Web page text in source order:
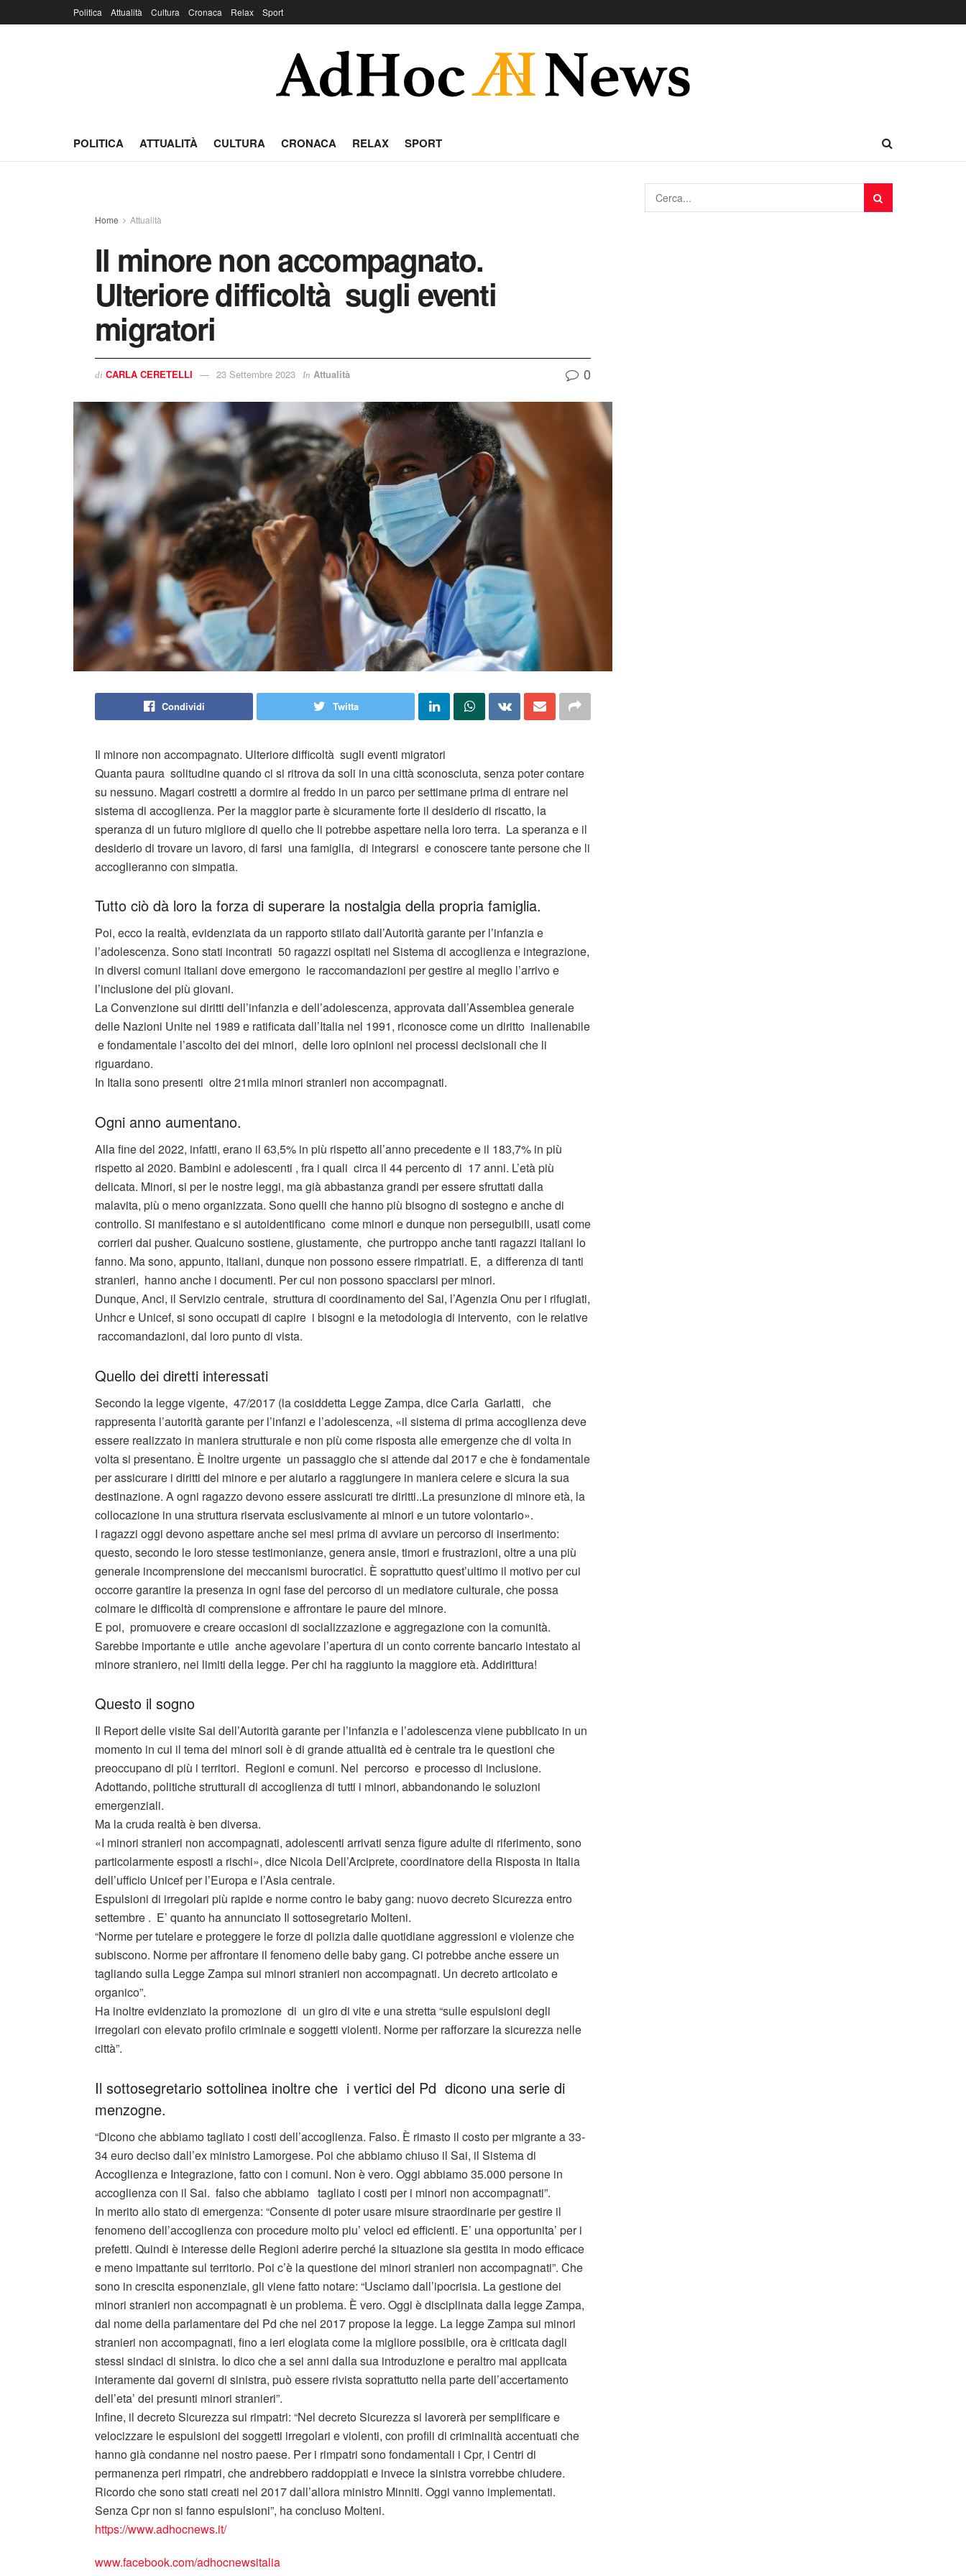
Politica Attualità Cultura Cronaca Relax Sport
POLITICA ATTUALITÀ CULTURA CRONACA RELAX SPORT
Home Attualità
Il minore non accompagnato.
Ulteriore difficoltà sugli eventi
migratori
di CARLA CERETELLI 23 Settembre 2023 In Attualità 0
Condividi Twitta
Il minore non accompagnato. Ulteriore difficoltà sugli eventi migratori
Quanta paura solitudine quando ci si ritrova da soli in una città sconosciuta, senza poter contare
su nessuno. Magari costretti a dormire al freddo in un parco per settimane prima di entrare nel
sistema di accoglienza. Per la maggior parte è sicuramente forte il desiderio di riscatto, la
speranza di un futuro migliore di quello che li potrebbe aspettare nella loro terra. La speranza e il
desiderio di trovare un lavoro, di farsi una famiglia, di integrarsi e conoscere tante persone che li
accoglieranno con simpatia.
Tutto ciò dà loro la forza di superare la nostalgia della propria famiglia.
Poi, ecco la realtà, evidenziata da un rapporto stilato dall’Autorità garante per l’infanzia e
l’adolescenza. Sono stati incontrati 50 ragazzi ospitati nel Sistema di accoglienza e integrazione,
in diversi comuni italiani dove emergono le raccomandazioni per gestire al meglio l’arrivo e
l’inclusione dei più giovani.
La Convenzione sui diritti dell’infanzia e dell’adolescenza, approvata dall’Assemblea generale
delle Nazioni Unite nel 1989 e ratificata dall’Italia nel 1991, riconosce come un diritto inalienabile
e fondamentale l’ascolto dei dei minori, delle loro opinioni nei processi decisionali che li
riguardano.
In Italia sono presenti oltre 21mila minori stranieri non accompagnati.
Ogni anno aumentano.
Alla fine del 2022, infatti, erano il 63,5% in più rispetto all’anno precedente e il 183,7% in più
rispetto al 2020. Bambini e adolescenti , fra i quali circa il 44 percento di 17 anni. L’età più
delicata. Minori, si per le nostre leggi, ma già abbastanza grandi per essere sfruttati dalla
malavita, più o meno organizzata. Sono quelli che hanno più bisogno di sostegno e anche di
controllo. Si manifestano e si autoidentificano come minori e dunque non perseguibili, usati come
corrieri dai pusher. Qualcuno sostiene, giustamente, che purtroppo anche tanti ragazzi italiani lo
fanno. Ma sono, appunto, italiani, dunque non possono essere rimpatriati. E, a differenza di tanti
stranieri, hanno anche i documenti. Per cui non possono spacciarsi per minori.
Dunque, Anci, il Servizio centrale, struttura di coordinamento del Sai, l’Agenzia Onu per i rifugiati,
Unhcr e Unicef, si sono occupati di capire i bisogni e la metodologia di intervento, con le relative
raccomandazioni, dal loro punto di vista.
Quello dei diretti interessati
Secondo la legge vigente, 47/2017 (la cosiddetta Legge Zampa, dice Carla Garlatti, che
rappresenta l’autorità garante per l’infanzi e l’adolescenza, «il sistema di prima accoglienza deve
essere realizzato in maniera strutturale e non più come risposta alle emergenze che di volta in
volta si presentano. È inoltre urgente un passaggio che si attende dal 2017 e che è fondamentale
per assicurare i diritti del minore e per aiutarlo a raggiungere in maniera celere e sicura la sua
destinazione. A ogni ragazzo devono essere assicurati tre diritti..La presunzione di minore età, la
collocazione in una struttura riservata esclusivamente ai minori e un tutore volontario».
I ragazzi oggi devono aspettare anche sei mesi prima di avviare un percorso di inserimento:
questo, secondo le loro stesse testimonianze, genera ansie, timori e frustrazioni, oltre a una più
generale incomprensione dei meccanismi burocratici. È soprattutto quest’ultimo il motivo per cui
occorre garantire la presenza in ogni fase del percorso di un mediatore culturale, che possa
colmare le difficoltà di comprensione e affrontare le paure del minore.
E poi, promuovere e creare occasioni di socializzazione e aggregazione con la comunità.
Sarebbe importante e utile anche agevolare l’apertura di un conto corrente bancario intestato al
minore straniero, nei limiti della legge. Per chi ha raggiunto la maggiore età. Addirittura!
Questo il sogno
Il Report delle visite Sai dell’Autorità garante per l’infanzia e l’adolescenza viene pubblicato in un
momento in cui il tema dei minori soli è di grande attualità ed è centrale tra le questioni che
preoccupano di più i territori. Regioni e comuni. Nel percorso e processo di inclusione.
Adottando, politiche strutturali di accoglienza di tutti i minori, abbandonando le soluzioni
emergenziali.
Ma la cruda realtà è ben diversa.
«I minori stranieri non accompagnati, adolescenti arrivati senza figure adulte di riferimento, sono
particolarmente esposti a rischi», dice Nicola Dell’Arciprete, coordinatore della Risposta in Italia
dell’ufficio Unicef per l’Europa e l’Asia centrale.
Espulsioni di irregolari più rapide e norme contro le baby gang: nuovo decreto Sicurezza entro
settembre . E’ quanto ha annunciato Il sottosegretario Molteni.
“Norme per tutelare e proteggere le forze di polizia dalle quotidiane aggressioni e violenze che
subiscono. Norme per affrontare il fenomeno delle baby gang. Ci potrebbe anche essere un
tagliando sulla Legge Zampa sui minori stranieri non accompagnati. Un decreto articolato e
organico”.
Ha inoltre evidenziato la promozione di un giro di vite e una stretta “sulle espulsioni degli
irregolari con elevato profilo criminale e soggetti violenti. Norme per rafforzare la sicurezza nelle
città”.
Il sottosegretario sottolinea inoltre che i vertici del Pd dicono una serie di
menzogne.
“Dicono che abbiamo tagliato i costi dell’accoglienza. Falso. È rimasto il costo per migrante a 33-
34 euro deciso dall’ex ministro Lamorgese. Poi che abbiamo chiuso il Sai, il Sistema di
Accoglienza e Integrazione, fatto con i comuni. Non è vero. Oggi abbiamo 35.000 persone in
accoglienza con il Sai. falso che abbiamo tagliato i costi per i minori non accompagnati”.
In merito allo stato di emergenza: “Consente di poter usare misure straordinarie per gestire il
fenomeno dell’accoglienza con procedure molto piu’ veloci ed efficienti. E’ una opportunita’ per i
prefetti. Quindi è interesse delle Regioni aderire perché la situazione sia gestita in modo efficace
e meno impattante sul territorio. Poi c’è la questione dei minori stranieri non accompagnati”. Che
sono in crescita esponenziale, gli viene fatto notare: “Usciamo dall’ipocrisia. La gestione dei
minori stranieri non accompagnati è un problema. È vero. Oggi è disciplinata dalla legge Zampa,
dal nome della parlamentare del Pd che nel 2017 propose la legge. La legge Zampa sui minori
stranieri non accompagnati, fino a ieri elogiata come la migliore possibile, ora è criticata dagli
stessi sindaci di sinistra. Io dico che a sei anni dalla sua introduzione e peraltro mai applicata
interamente dai governi di sinistra, può essere rivista soprattutto nella parte dell’accertamento
dell’eta’ dei presunti minori stranieri”.
Infine, il decreto Sicurezza sui rimpatri: “Nel decreto Sicurezza si lavorerà per semplificare e
velocizzare le espulsioni dei soggetti irregolari e violenti, con profili di criminalità accentuati che
hanno già condanne nel nostro paese. Per i rimpatri sono fondamentali i Cpr, i Centri di
permanenza peri rimpatri, che andrebbero raddoppiati e invece la sinistra vorrebbe chiudere.
Ricordo che sono stati creati nel 2017 dall’allora ministro Minniti. Oggi vanno implementati.
Senza Cpr non si fanno espulsioni”, ha concluso Molteni.
https://www.adhocnews.it/
www.facebook.com/adhocnewsitalia